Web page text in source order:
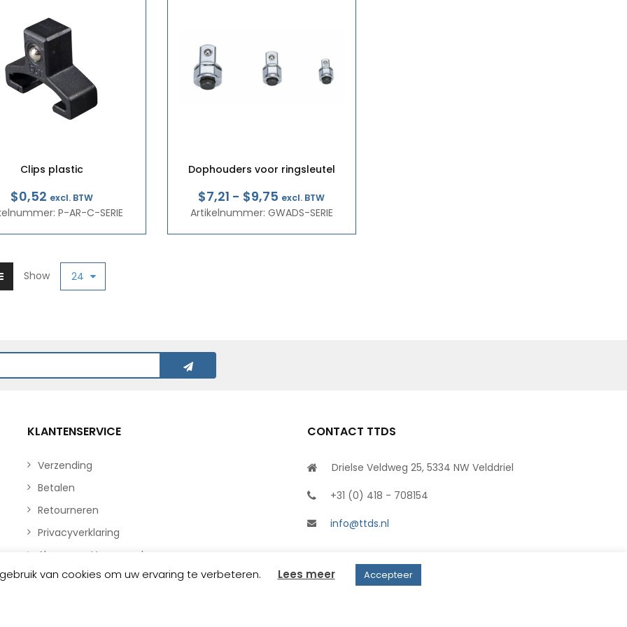
Clips plastic
$0,52 excl. BTW
P-AR-C-SERIE
Dophouders voor ringsleutel
$7,21 - $9,75 Prijsklasse:
€6,26
tot
excl. BTW
Artikelnummer: GWADS-SERIE
Show 24
KLANTENSERVICE
Verzending
Betalen
Retourneren
Privacyverklaring
Algemene Voorwaarden
CONTACT TTDS
Drielse Veldweg 25, 5334 NW Velddriel
+31 (0) 418 - 708154
info@ttds.nl
van cookies om uw ervaring te verbeteren. Lees meer Accepteer